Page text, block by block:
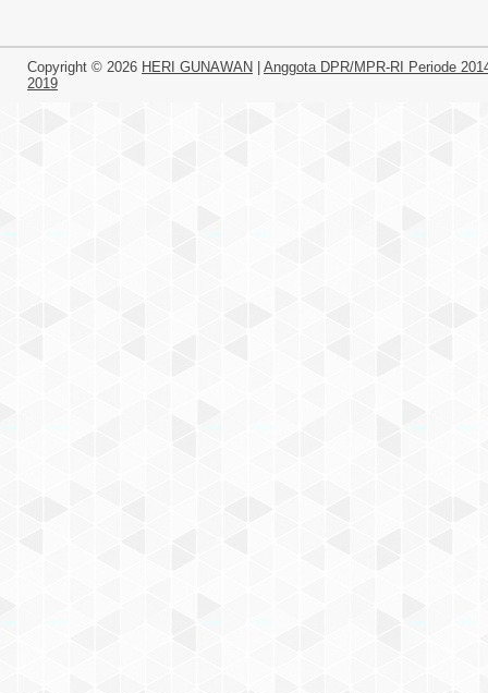
Copyright © 2026 HERI GUNAWAN
Anggota DPR/MPR-RI Periode
2019